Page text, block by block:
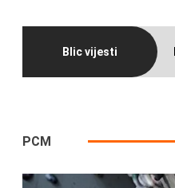
Blic vijesti
PCM